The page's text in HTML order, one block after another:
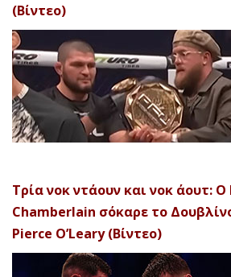
(Βίντεο)
Τρία νοκ ντάουν και νοκ άουτ:
Chamberlain σόκαρε το
Pierce O’Leary (Βίντεο)